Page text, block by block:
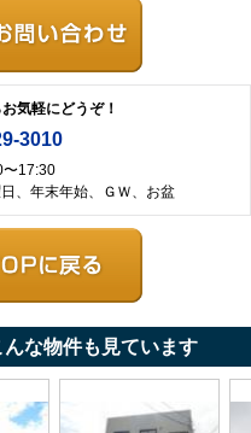
気軽にどうぞ！
3010
〜17:30
、年末年始、ＧＷ、お盆
な物件も見ています